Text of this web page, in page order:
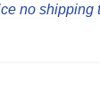
no shipping